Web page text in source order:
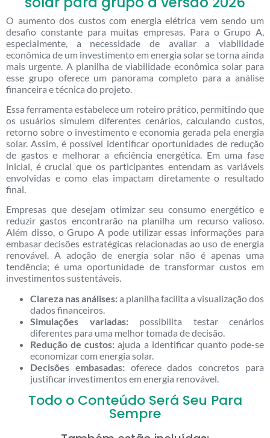
O aumento dos custos com energia elétrica vem sendo um
desafio constante para muitas empresas. Para o Grupo A,
especialmente, a necessidade de avaliar a viabilidade
econômica de um investimento em energia solar se torna ainda
mais urgente. A planilha de viabilidade econômica solar para
esse grupo oferece um panorama completo para a análise
financeira e técnica do projeto.
Essa ferramenta estabelece um roteiro prático, permitindo que
os usuários simulem diferentes cenários, calculando custos,
retorno sobre o investimento e economia gerada pela energia
solar. Assim, é possível identificar oportunidades de redução
de gastos e melhorar a eficiência energética. Em uma fase
inicial, é crucial que os participantes entendam as variáveis
envolvidas e como elas impactam diretamente o resultado
final.
Empresas que desejam otimizar seu consumo energético e
reduzir gastos encontrarão na planilha um recurso valioso.
Além disso, o Grupo A pode utilizar essas informações para
embasar decisões estratégicas relacionadas ao uso de energia
renovável. A adoção de energia solar não é apenas uma
tendência; é uma oportunidade de transformar custos em
investimentos sustentáveis.
Clareza nas análises:a planilha facilita a visualização dos
dados financeiros.
Simulações variadas:possibilita testar cenários
diferentes para uma melhor tomada de decisão.
Redução de custos: ajuda a identificar quanto pode-se
economizar com energia solar.
Decisões embasadas:oferece dados concretos para
justificar investimentos em energia renovável.
Todo o Conteúdo Será Seu Para
Sempre